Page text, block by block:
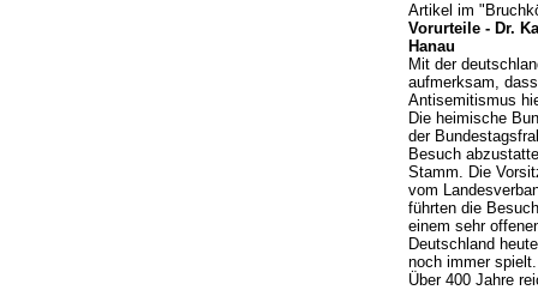
Artikel im
Vorurteile - Dr.
Hanau
Mit der
aufmerksam,
Antisemitismus
Die heimische
der
Besuch
Stamm. Die
vom
führten die
einem sehr
Deutschland
noch immer spielt.
Über 400 Jahre